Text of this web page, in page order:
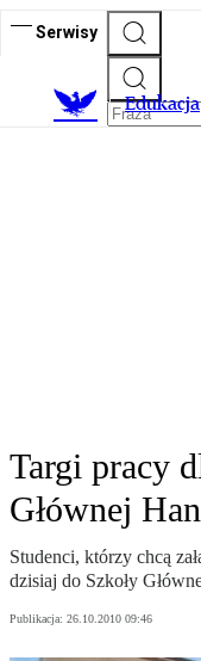
Serwisy
Edukacja
Targi pracy
Głównej
Studenci, którzy chcą
dzisiaj do Szkoły
Publikacja: 26.10.2010 09:46